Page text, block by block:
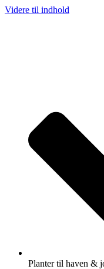
Videre til indhold
Planter til haven &